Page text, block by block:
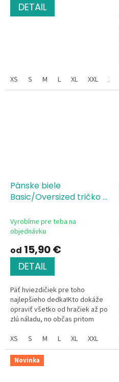
DETAIL
XS S M L XL XXL 134
Pánske biele
Basic/Oversized tričko s
produktu-dedko
Vyrobíme pre teba na
objednávku
od 15,90 €
DETAIL
Päť hviezdičiek pre toho
najlepšieho dedka!Kto dokáže
opraviť všetko od hračiek až po
zlú náladu, no občas pritom
v telke? Predsa dedko! Toto...
XS S M L XL XXL
Novinka